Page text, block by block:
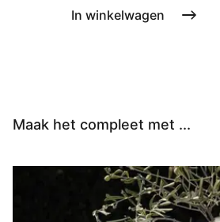
In winkelwagen
Maak het compleet met ...